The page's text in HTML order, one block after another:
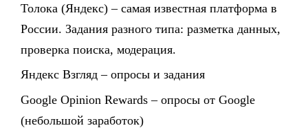
Толока (Яндекс) – самая известная платформа в
России. Задания разного типа: разметка данных,
проверка поиска, модерация.
Яндекс Взгляд – опросы и задания
Google Opinion Rewards – опросы от Google
(небольшой заработок)